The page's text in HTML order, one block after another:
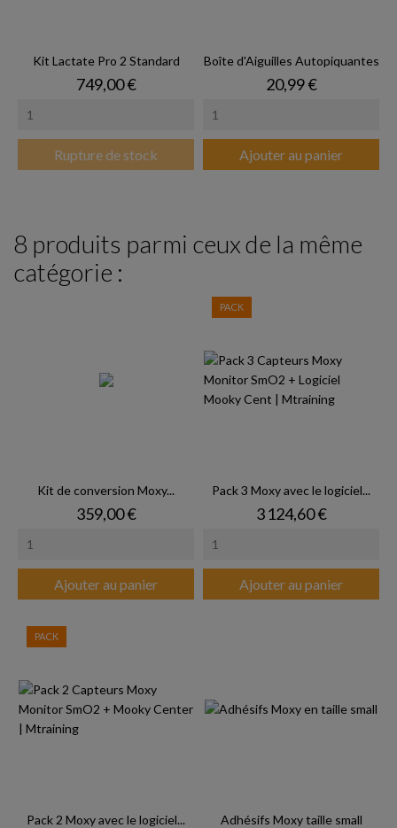
Kit Lactate Pro 2 Standard
Prix
749,00 €
Rupture de stock
Boîte d'Aiguilles Autopiquantes
Prix
20,99 €
Ajouter au panier
8 produits parmi ceux de la même
catégorie :
Kit de conversion Moxy...
Prix
359,00 €
Ajouter au panier
Pack 3 Moxy avec le logiciel...
Prix
3 124,60 €
Ajouter au panier
PACK
Pack 2 Moxy avec le logiciel...
PACK
Adhésifs Moxy taille small